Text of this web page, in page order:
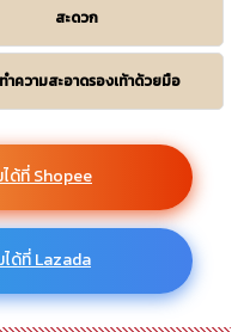
สะดวก
ำความสะอาดรองเท้าด้วยมือ
ด้ที่ Shopee
ด้ที่ Lazada